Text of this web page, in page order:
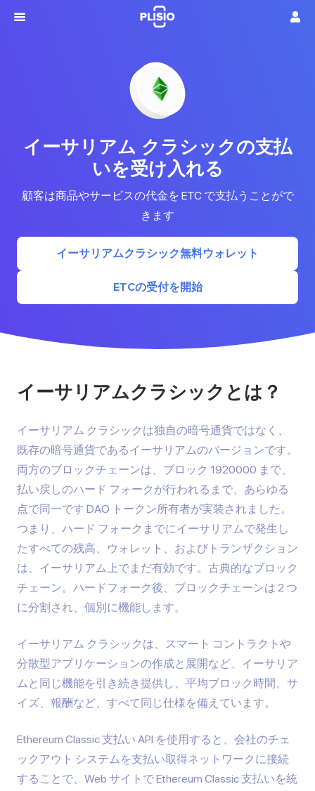
イーサリアム クラシックの支払
いを受け入れる
顧客は商品やサービスの代金を ETC で支払うことがで
きます
イーサリアムクラシック無料ウォレット
ETCの受付を開始
イーサリアムクラシックとは？
イーサリアム クラシックは独自の暗号通貨ではなく、
既存の暗号通貨であるイーサリアムのバージョンです。
両方のブロックチェーンは、ブロック 1920000 まで、
払い戻しのハード フォークが行われるまで、あらゆる
点で同一です DAO トークン所有者が実装されました。
つまり、ハード フォークまでにイーサリアムで発生し
たすべての残高、ウォレット、およびトランザクション
は、イーサリアム上でまだ有効です。古典的なブロック
チェーン。ハードフォーク後、ブロックチェーンは 2 つ
に分割され、個別に機能します。
イーサリアム クラシックは、スマート コントラクトや
分散型アプリケーションの作成と展開など、イーサリア
ムと同じ機能を引き続き提供し、平均ブロック時間、サ
イズ、報酬など、すべて同じ仕様を備えています。
Ethereum Classic 支払い API を使用すると、会社のチェ
ックアウト システムを支払い取得ネットワークに接続
することで、Web サイトで Ethereum Classic 支払いを統